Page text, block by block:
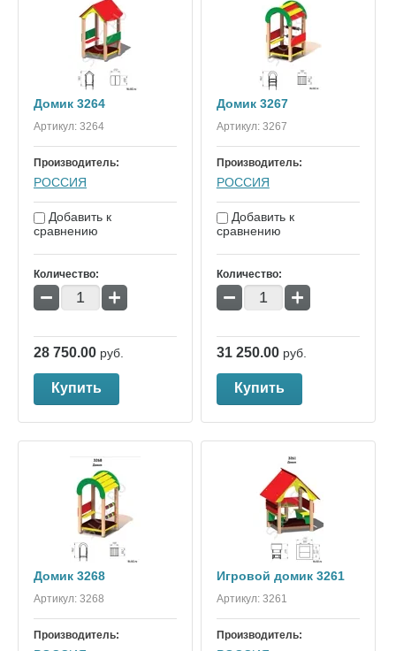
Домик 3264
Артикул: 3264
Производитель:
РОССИЯ
Добавить к
сравнению
Количество:
− +
28 750.00 руб.
Купить
Домик 3267
Артикул:3267
Производитель:
РОССИЯ
Добавить к
сравнению
Количество:
− +
31 250.00 руб.
Купить
Домик 3268
Артикул: 3268
Производитель:
Игровой домик 3261
Артикул:3261
Производитель: